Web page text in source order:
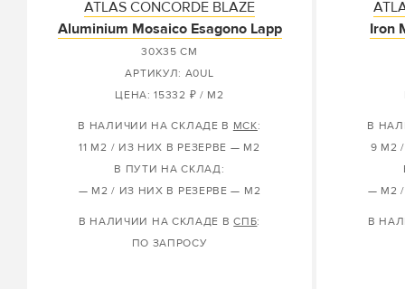
ATLAS CONCORDE BLAZE
Aluminium Mosaico Esagono Lapp
30X35 СМ
АРТИКУЛ: A0UL
ЦЕНА: 15332 ₽ / М2
В НАЛИЧИИ НА СКЛАДЕ В МСК:
11 М2 / ИЗ НИХ В РЕЗЕРВЕ — М2
В ПУТИ НА СКЛАД:
— М2 / ИЗ НИХ В РЕЗЕРВЕ — М2
В НАЛИЧИИ НА СКЛАДЕ ВСПБ:
ПО ЗАПРОСУ
Iron
В
9 М2
— М2
В